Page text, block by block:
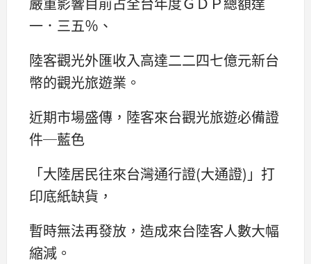
一．三五％、
陸客觀光外匯收入高達二二四七億元新台
幣的觀光旅遊業。
近期市場盛傳，陸客來台觀光旅遊必備證
件─藍色
「大陸居民往來台灣通行證(大通證)」打
印底紙缺貨，
暫時無法再發放，造成來台陸客人數大幅
縮減。